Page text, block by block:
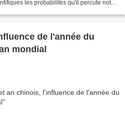
les probabilités qu'il percute notre
de l'année du
mondial